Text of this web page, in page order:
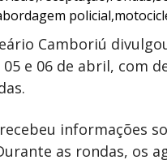
Camboriú
e 06 de abril, com
recebeu informações
as rondas, os